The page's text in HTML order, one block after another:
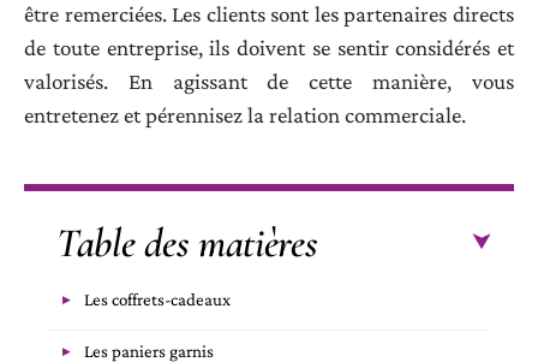
être remerciées. Les clients sont les partenaires directs
de toute entreprise, ils doivent se sentir considérés et
valorisés. En agissant de cette manière, vous
entretenez et pérennisez la relation commerciale.
Table des matières
Les coffrets-cadeaux
Les paniers garnis